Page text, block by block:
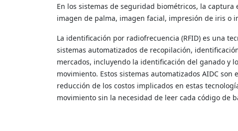
En los sistemas de seguridad biométricos, la
imagen de palma, imagen facial, impresión de iris o
La identificación por radiofrecuencia (RFID) es una
sistemas automatizados de recopilación,
mercados, incluyendo la identificación del ganado y
movimiento. Estos sistemas automatizados AIDC
reducción de los costos implicados en estas
movimiento sin la necesidad de leer cada código de